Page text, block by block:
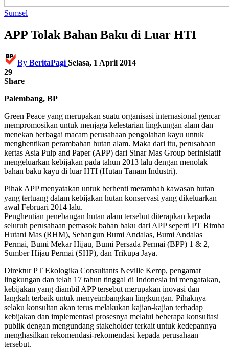
Sumsel
APP Tolak Bahan Baku di Luar HTI
By BeritaPagi Selasa, 1 April 2014
29
Share
Palembang, BP
Green Peace yang merupakan suatu organisasi internasional gencar
mempromosikan untuk menjaga kelestarian lingkungan alam dan
menekan berbagai macam perusahaan pengolahan kayu untuk
menghentikan perambahan hutan alam. Maka dari itu, perusahaan
kertas Asia Pulp and Paper (APP) dari Sinar Mas Group berinisiatif
mengeluarkan kebijakan pada tahun 2013 lalu dengan menolak
bahan baku kayu di luar HTI (Hutan Tanam Industri).
Pihak APP menyatakan untuk berhenti merambah kawasan hutan
yang tertuang dalam kebijakan hutan konservasi yang dikeluarkan
awal Februari 2014 lalu.
Penghentian penebangan hutan alam tersebut diterapkan kepada
seluruh perusahaan pemasok bahan baku dari APP seperti PT Rimba
Hutani Mas (RHM), Sebangun Bumi Andalas, Bumi Andalas
Permai, Bumi Mekar Hijau, Bumi Persada Permai (BPP) 1 & 2,
Sumber Hijau Permai (SHP), dan Trikupa Jaya.
Direktur PT Ekologika Consultants Neville Kemp, pengamat
lingkungan dan telah 17 tahun tinggal di Indonesia ini mengatakan,
kebijakan yang diambil APP tersebut merupakan inovasi dan
langkah terbaik untuk menyeimbangkan lingkungan. Pihaknya
selaku konsultan akan terus melakukan kajian-kajian terhadap
kebijakan dan implementasi prosesnya melalui beberapa konsultasi
publik dengan mengundang stakeholder terkait untuk kedepannya
menghasilkan rekomendasi-rekomendasi kepada perusahaan
tersebut.